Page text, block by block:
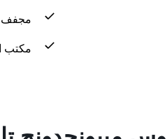
مجفف
مكتب